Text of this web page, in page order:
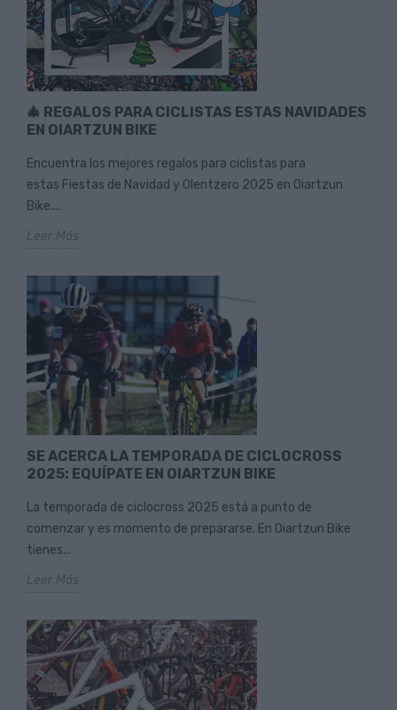
🎄 REGALOS PARA CICLISTAS ESTAS NAVIDADES
EN OIARTZUN BIKE
Encuentra los mejores regalos para ciclistas para
estas Fiestas de Navidad y Olentzero 2025 en Oiartzun
Bike....
Leer Más
SE ACERCA LA TEMPORADA DE CICLOCROSS
2025: EQUÍPATE EN OIARTZUN BIKE
La temporada de ciclocross 2025 está a punto de
comenzar y es momento de prepararse. En Oiartzun Bike
tienes...
Leer Más